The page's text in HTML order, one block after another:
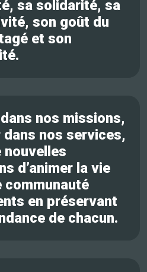
sa solidarité, sa
son goût du
et son
nos missions,
dans nos services,
nouvelles
d’animer la vie
communauté
en préservant
de chacun.